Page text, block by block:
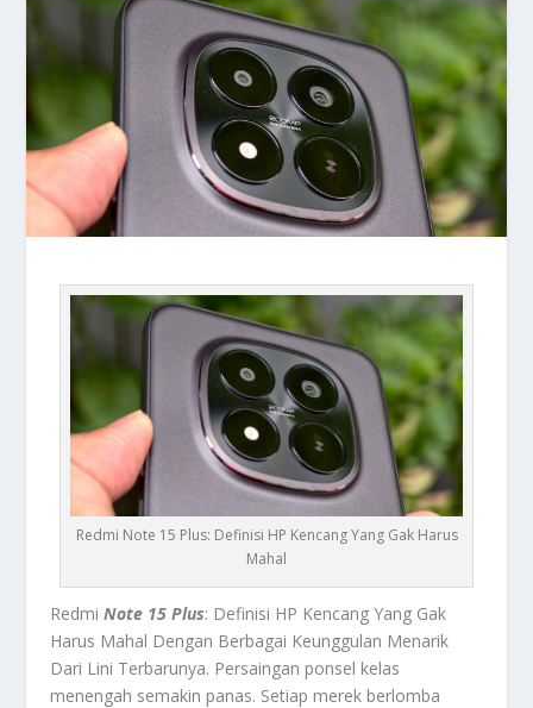
Redmi Note 15 Plus: Definisi HP Kencang Yang Gak Harus
Mahal
RedmiNote 15 Plus: Definisi HP Kencang Yang Gak
Harus Mahal Dengan Berbagai Keunggulan Menarik
Dari Lini Terbarunya. Persaingan ponsel kelas
menengah semakin panas. Setiap merek berlomba